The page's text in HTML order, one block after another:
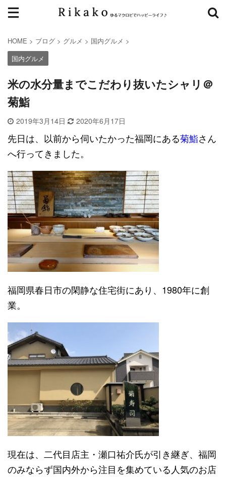
HOME > ブログ > グルメ > 国内グルメ >
国内グルメ
米の水分量までこだわり抜いたシャリ＠
菊鮨
2019年3月14日 2020年6月17日
先日は、以前から伺いたかった福岡にある菊鮨さん
へ行ってきました。
福岡県春日市の閑静な住宅街にあり、1980年に創
業。
現在は、二代目店主・瀬口祐介氏が引き継ぎ、福岡
のみならず国内外から注目を集めている人気のお店